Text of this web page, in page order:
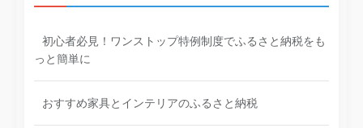
初心者必見！ワンストップ特例制度でふるさと納税をも
っと簡単に
おすすめ家具とインテリアのふるさと納税